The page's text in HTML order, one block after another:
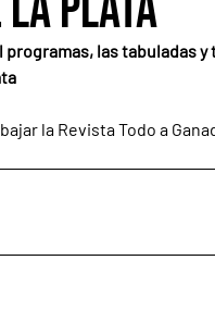
programas, las tabuladas
la Revista Todo a